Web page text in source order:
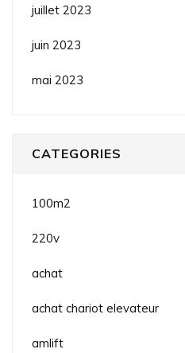
juillet 2023
juin 2023
mai 2023
CATEGORIES
100m2
220v
achat
achat chariot elevateur
amlift